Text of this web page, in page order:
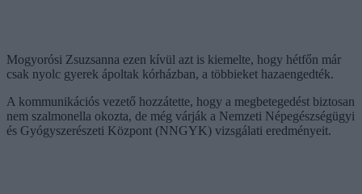
Mogyorósi Zsuzsanna ezen kívül azt is kiemelte, hogy hétfőn már
csak nyolc gyerek ápoltak kórházban, a többieket hazaengedték.
A kommunikációs vezető hozzátette, hogy a megbetegedést biztosan
nem szalmonella okozta, de még várják a Nemzeti Népegészségügyi
és Gyógyszerészeti Központ (NNGYK) vizsgálati eredményeit.